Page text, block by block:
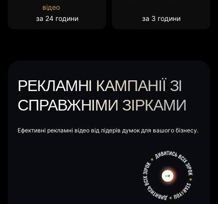
відео
за 24 години
за 3 години
РЕКЛАМНІ КАМПАНІЇ ЗІ
СПРАВЖНІМИ ЗІРКАМИ
Ефективні рекламні відео від лідерів думок для вашого бізнесу.